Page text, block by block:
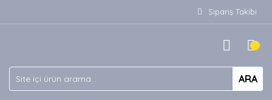
Sipariş Takibi
ARA